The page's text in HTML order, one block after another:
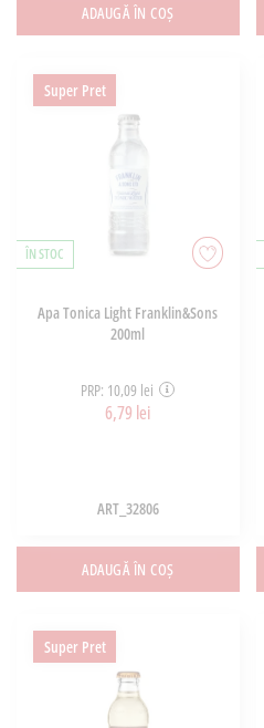
ADAUGĂ ÎN COȘ
Super Pret
ÎN STOC
Apa Tonica Light Franklin&Sons
200ml
PRP: 10,09 lei
6,79 lei
ART_32806
ADAUGĂ ÎN COȘ
Super Pret